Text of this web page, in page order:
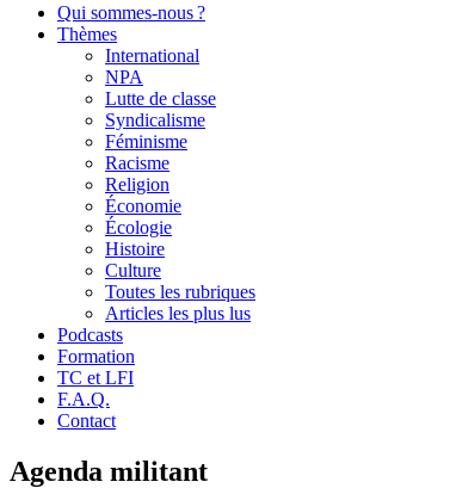
Qui sommes-nous ?
Thèmes
International
NPA
Lutte de classe
Syndicalisme
Féminisme
Racisme
Religion
Économie
Écologie
Histoire
Culture
Toutes les rubriques
Articles les plus lus
Podcasts
Formation
TC et LFI
F.A.Q.
Contact
Agenda militant